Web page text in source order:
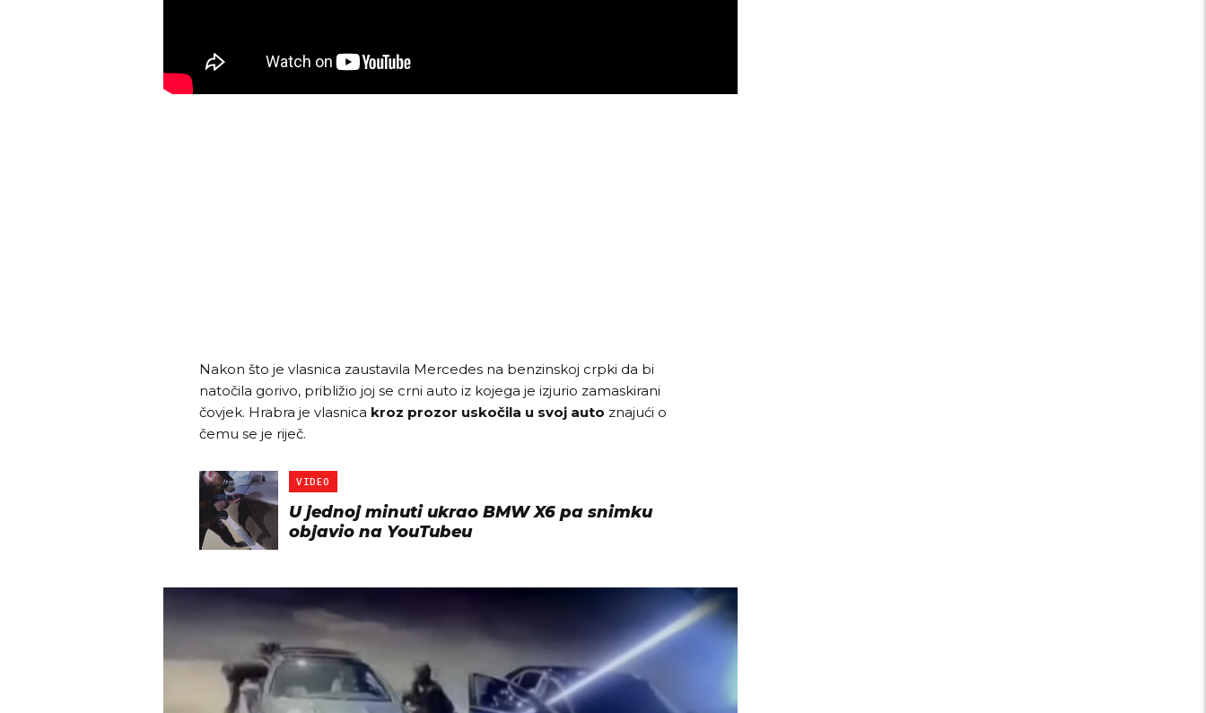
Nakon što je vlasnica zaustavila Mercedes na benzinskoj crpki da bi
natočila gorivo, približio joj se crni auto iz kojega je izjurio zamaskirani
čovjek. Hrabra je vlasnica kroz prozor uskočila u svoj auto znajući o
čemu se je riječ.
VIDEO
U jednoj minuti ukrao BMW X6 pa snimku
objavio na YouTubeu